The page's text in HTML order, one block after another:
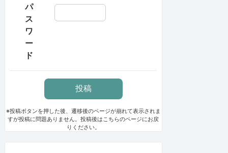
パ
ス
ワ
ー
ド
※投稿ボタンを押した後、遷移後のページが崩れて表示されま
すが投稿に問題ありません。投稿後はこちらのページにお戻
りください。